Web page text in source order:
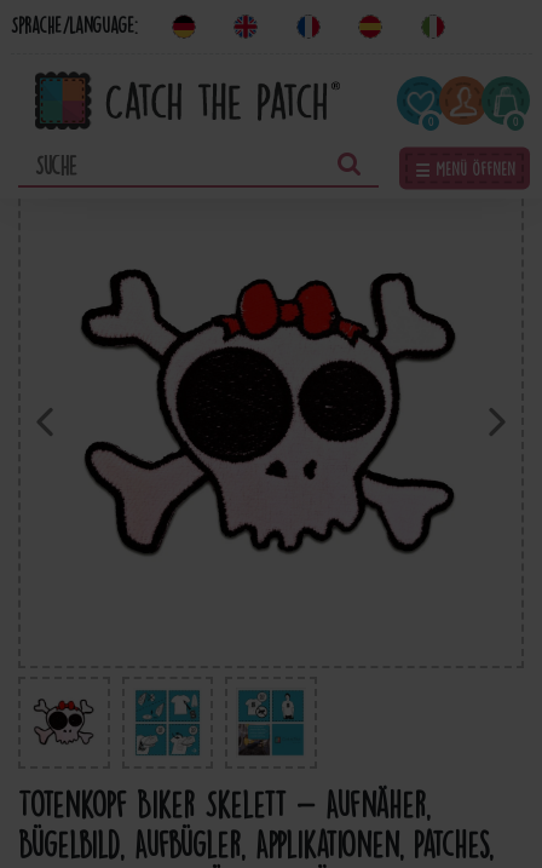
Sprache/Language:
0
☰ Menü öffnen
Totenkopf Biker Skelett - Aufnäher,
Bügelbild, Aufbügler, Applikationen, Patches,